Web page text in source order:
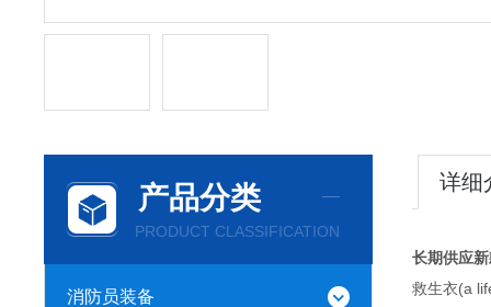
产品分类
PRODUCT CLASSIFICATION
消防员装备
详细
长期供应
救生衣(a